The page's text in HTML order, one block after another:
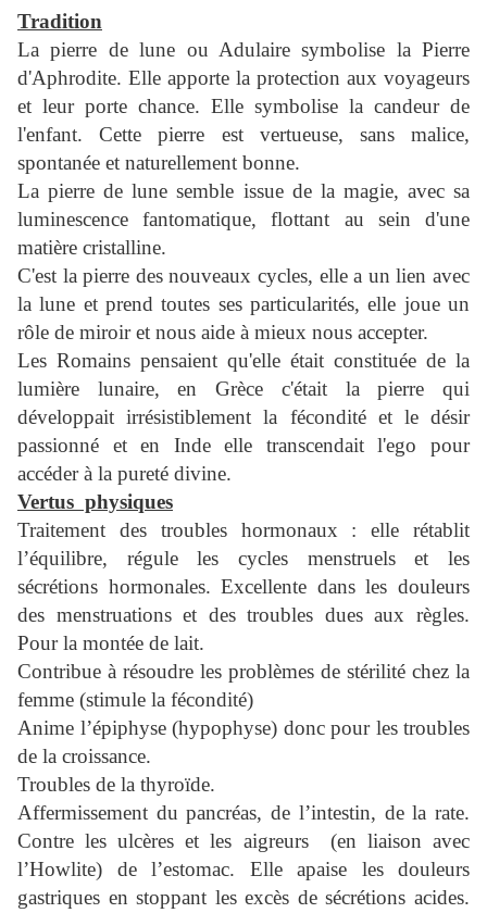
Tradition
La pierre de lune ou Adulaire symbolise la Pierre
d'Aphrodite. Elle apporte la protection aux voyageurs
et leur porte chance. Elle symbolise la candeur de
l'enfant. Cette pierre est vertueuse, sans malice,
spontanée et naturellement bonne.
La pierre de lune semble issue de la magie, avec sa
luminescence fantomatique, flottant au sein d'une
matière cristalline.
C'est la pierre des nouveaux cycles, elle a un lien avec
la lune et prend toutes ses particularités, elle joue un
rôle de miroir et nous aide à mieux nous accepter.
Les Romains pensaient qu'elle était constituée de la
lumière lunaire, en Grèce c'était la pierre qui
développait irrésistiblement la fécondité et le désir
passionné et en Inde elle transcendait l'ego pour
accéder à la pureté divine.
Vertus physiques
Traitement des troubles hormonaux : elle rétablit
l’équilibre, régule les cycles menstruels et les
sécrétions hormonales. Excellente dans les douleurs
des menstruations et des troubles dues aux règles.
Pour la montée de lait.
Contribue à résoudre les problèmes de stérilité chez la
femme (stimule la fécondité)
Anime l’épiphyse (hypophyse) donc pour les troubles
de la croissance.
Troubles de la thyroïde.
Affermissement du pancréas, de l’intestin, de la rate.
Contre les ulcères et les aigreurs (en liaison avec
l’Howlite) de l’estomac. Elle apaise les douleurs
gastriques en stoppant les excès de sécrétions acides.